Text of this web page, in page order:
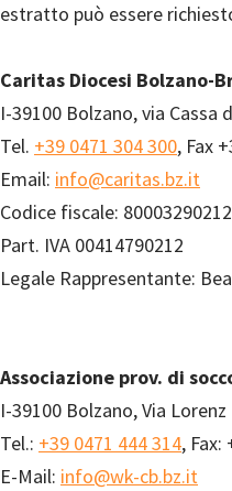
estratto può essere
Caritas Diocesi Bolzano-
I-39100 Bolzano, via Cassa
Tel. +39 0471 304 300, Fax
Email: info@caritas.bz.it
Codice fiscale: 80003290212
Part. IVA 00414790212
Legale Rappresentante:
Associazione prov. di
I-39100 Bolzano, Via
Tel.: +39 0471 444 314, Fax:
E-Mail: info@wk-cb.bz.it